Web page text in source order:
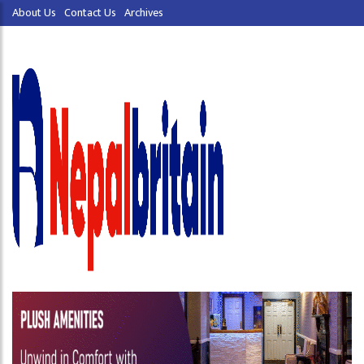
About Us Contact Us Archives